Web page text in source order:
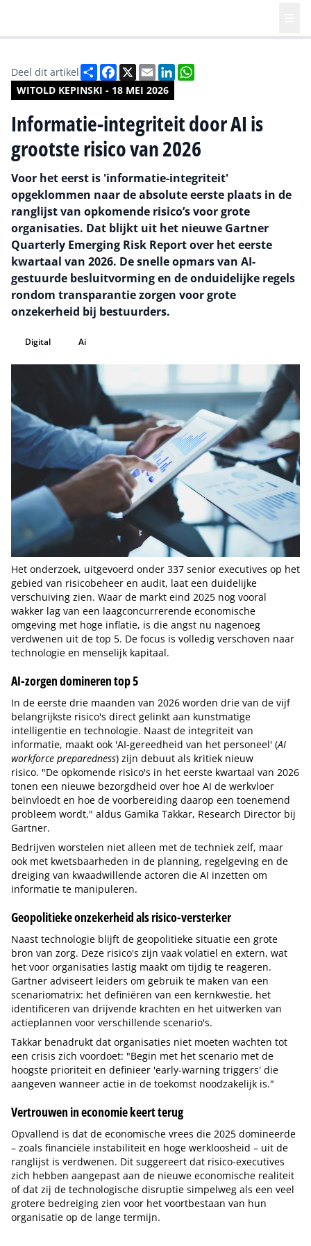
WITOLD KEPINSKI - 18 MEI 2026
Deel dit artikel DeelFacebook
X EmailLinkedIn
Informatie-integriteit door AI is
grootste risico van 2026
Voor het eerst is 'informatie-integriteit'
opgeklommen naar de absolute eerste plaats in de
ranglijst van opkomende risico’s voor grote
organisaties. Dat blijkt uit het nieuwe Gartner
Quarterly Emerging Risk Report over het eerste
kwartaal van 2026. De snelle opmars van AI-
gestuurde besluitvorming en de onduidelijke regels
rondom transparantie zorgen voor grote
onzekerheid bij bestuurders.
Digital Ai
Het onderzoek, uitgevoerd onder 337 senior executives op het
gebied van risicobeheer en audit, laat een duidelijke
verschuiving zien. Waar de markt eind 2025 nog vooral
wakker lag van een laagconcurrerende economische
omgeving met hoge inflatie, is die angst nu nagenoeg
verdwenen uit de top 5. De focus is volledig verschoven naar
technologie en menselijk kapitaal.
AI-zorgen domineren top 5
In de eerste drie maanden van 2026 worden drie van de vijf
belangrijkste risico's direct gelinkt aan kunstmatige
intelligentie en technologie. Naast de integriteit van
informatie, maakt ook 'AI-gereedheid van het personeel' (AI
workforce preparedness) zijn debuut als kritiek nieuw
risico. "De opkomende risico's in het eerste kwartaal van 2026
tonen een nieuwe bezorgdheid over hoe AI de werkvloer
beïnvloedt en hoe de voorbereiding daarop een toenemend
probleem wordt," aldus Gamika Takkar, Research Director bij
Gartner.
Bedrijven worstelen niet alleen met de techniek zelf, maar
ook met kwetsbaarheden in de planning, regelgeving en de
dreiging van kwaadwillende actoren die AI inzetten om
informatie te manipuleren.
Geopolitieke onzekerheid als risico-versterker
Naast technologie blijft de geopolitieke situatie een grote
bron van zorg. Deze risico's zijn vaak volatiel en extern, wat
het voor organisaties lastig maakt om tijdig te reageren.
Gartner adviseert leiders om gebruik te maken van een
scenariomatrix: het definiëren van een kernkwestie, het
identificeren van drijvende krachten en het uitwerken van
actieplannen voor verschillende scenario's.
Takkar benadrukt dat organisaties niet moeten wachten tot
een crisis zich voordoet: "Begin met het scenario met de
hoogste prioriteit en definieer 'early-warning triggers' die
aangeven wanneer actie in de toekomst noodzakelijk is."
Vertrouwen in economie keert terug
Opvallend is dat de economische vrees die 2025 domineerde
– zoals financiële instabiliteit en hoge werkloosheid – uit de
ranglijst is verdwenen. Dit suggereert dat risico-executives
zich hebben aangepast aan de nieuwe economische realiteit
of dat zij de technologische disruptie simpelweg als een veel
grotere bedreiging zien voor het voortbestaan van hun
organisatie op de lange termijn.